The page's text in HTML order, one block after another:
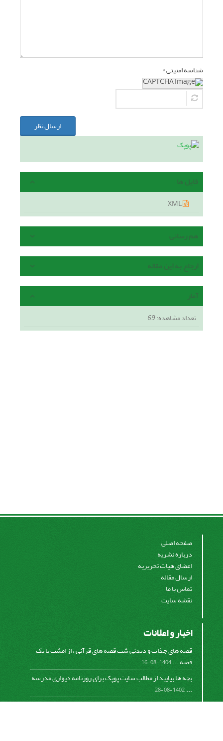
شناسه امنیتی *
ارسال نظر
فایل ها
هم رسانی
ارجاع به این مقاله
آمار
تعداد مشاهده:69
صفحه اصلی
درباره نشریه
اعضای هیات تحریریه
ارسال مقاله
تماس با ما
نقشه سایت
اخبار و اعلانات
قصه های جذاب و دیدنی شب قصه های قرآنی ، از امشب با یک
قصه ...1404-08-16
بچه ها بیایید از مطالب سایت پوپک برای روزنامه دیواری مدرسه
...
1402-08-28